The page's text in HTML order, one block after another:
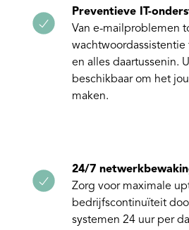
Preventieve IT-
Van e-mailproblemen
en alles daartussenin.
beschikbaar om het
maken.
24/7
Zorg voor maximale
bedrijfscontinuïteit
systemen 24 uur per